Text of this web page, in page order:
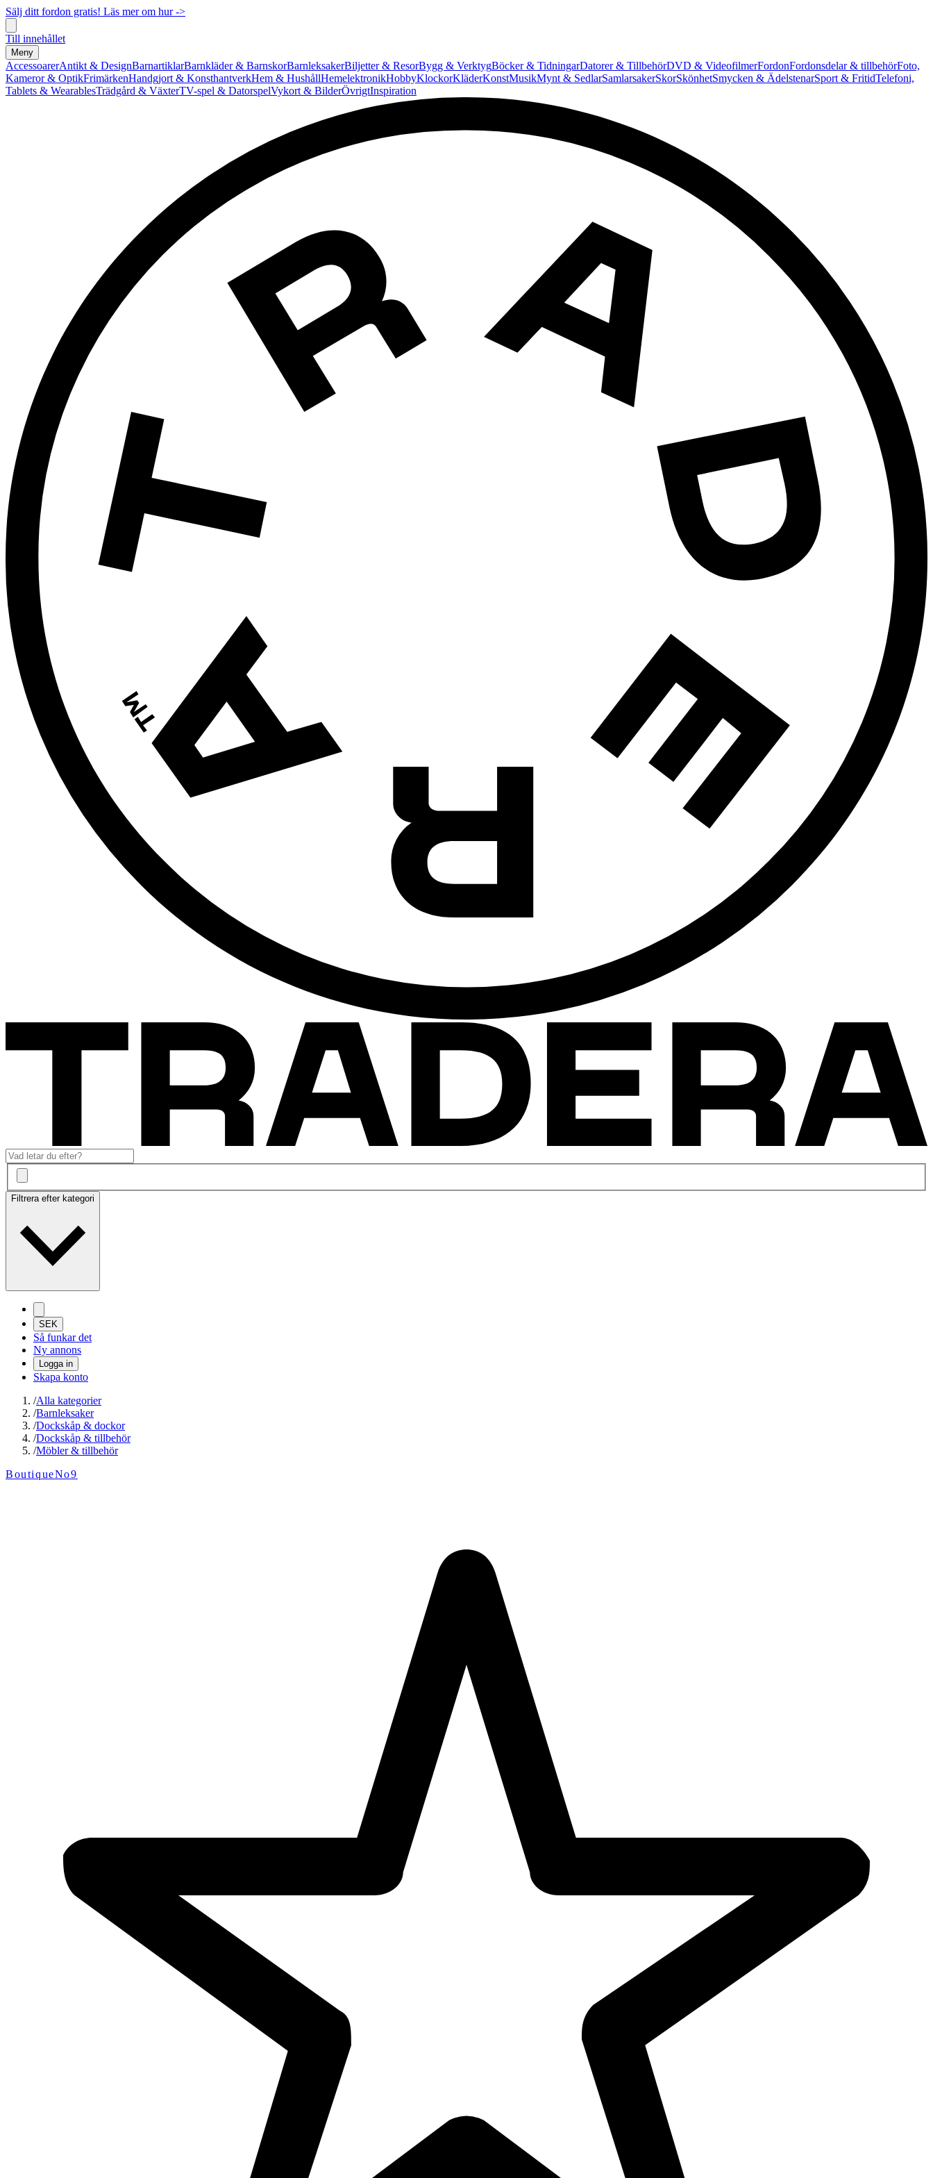
Sälj ditt fordon gratis! Läs mer om hur ->
Till innehållet
Meny
AccessoarerAntikt & DesignBarnartiklarBarnkläder & BarnskorBarnleksakerBiljetter & ResorBygg & VerktygBöcker & TidningarDatorer & TillbehörDVD & VideofilmerFordonFordonsdelar & tillbehörFoto,
Kameror & OptikFrimärkenHandgjort & KonsthantverkHem & HushållHemelektronikHobbyKlockorKläderKonstMusikMynt & SedlarSamlarsakerSkorSkönhetSmycken & ÄdelstenarSport & FritidTelefoni,
Tablets & WearablesTrädgård & VäxterTV-spel & DatorspelVykort & BilderÖvrigtInspiration
Filtrera efter kategori
SEK
Så funkar det
Ny annons
Logga in
Skapa konto
/Alla kategorier
/Barnleksaker
/Dockskåp & dockor
/Dockskåp & tillbehör
/Möbler & tillbehör
BoutiqueNo9